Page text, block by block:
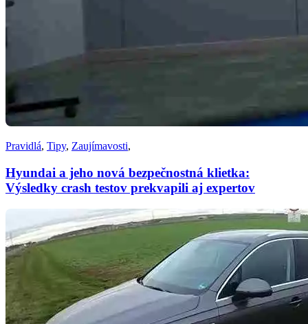
Pravidlá, Tipy, Zaujímavosti,
Hyundai a jeho nová bezpečnostná klietka:
Výsledky crash testov prekvapili aj expertov